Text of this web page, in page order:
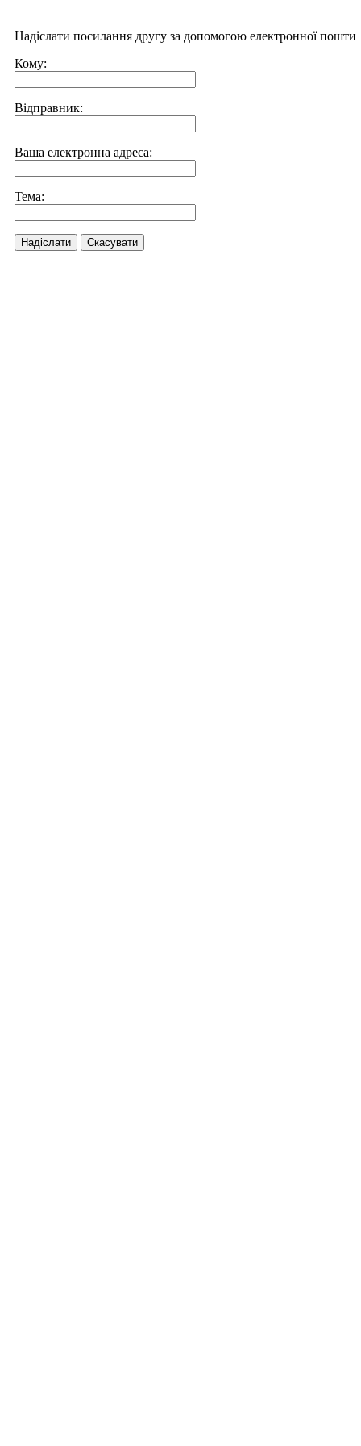
Надіслати посилання другу за допомогою електронної пошти
Кому:
Відправник:
Ваша електронна адреса:
Тема:
Надіслати Скасувати